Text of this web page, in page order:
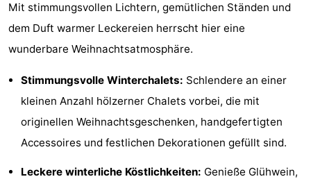
tun
Museen
-
Aussichtspunkte
Attraktionen
Mit stimmungsvollen Lichtern, gemütlichen Ständen und
dem Duft warmer Leckereien herrscht hier eine
wunderbare Weihnachtsatmosphäre.
Stimmungsvolle Winterchalets: Schlendere an einer
kleinen Anzahl hölzerner Chalets vorbei, die mit
originellen Weihnachtsgeschenken, handgefertigten
Accessoires und festlichen Dekorationen gefüllt sind.
Leckere winterliche Köstlichkeiten: Genieße Glühwein,